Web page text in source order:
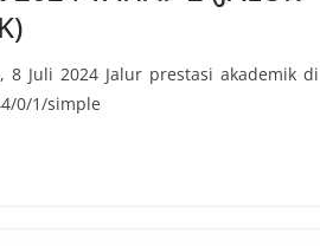
Juli 2024 Jalur prestasi akademik di
0/1/simple